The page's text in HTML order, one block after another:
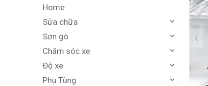
Home
Sửa chữa
Sơn gò
Chăm sóc xe
Độ xe
Phụ Tùng